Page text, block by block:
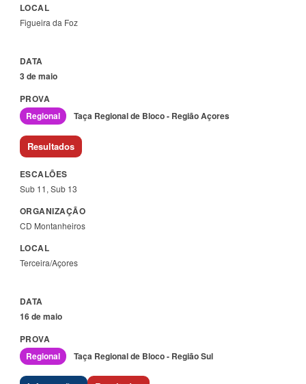
Figueira da Foz
3 de maio
Regional Taça Regional de Bloco - Região Açores
Resultados
Sub 11, Sub 13
CD Montanheiros
Terceira/Açores
16 de maio
Regional Taça Regional de Bloco - Região Sul